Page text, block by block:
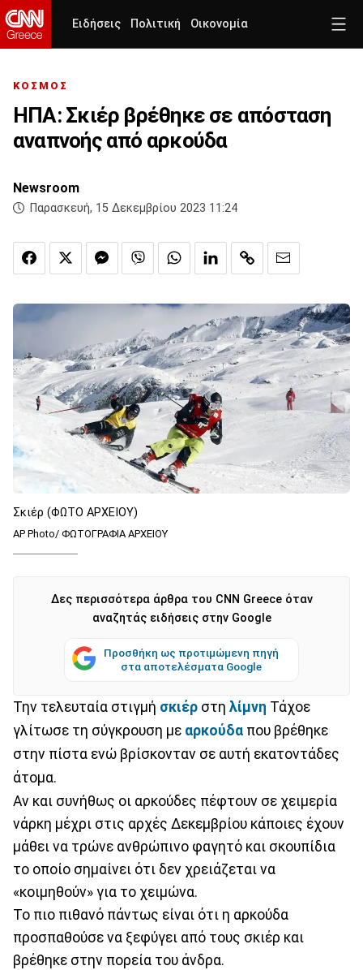
Ειδήσεις Πολιτική Οικονομία
ΚΟΣΜΟΣ
ΗΠΑ: Σκιέρ βρέθηκε σε απόσταση
αναπνοής από αρκούδα
Newsroom
Παρασκευή, 15 Δεκεμβρίου 2023 11:24
Σκιέρ (ΦΩΤΟ ΑΡΧΕΙΟΥ)
AP Photo/ ΦΩΤΟΓΡΑΦΙΑ ΑΡΧΕΙΟΥ
Δες περισσότερα άρθρα του CNN Greece όταν
αναζητάς ειδήσεις στην Google
Προσθήκη ως προτιμώμενη πηγή
στα αποτελέσματα Google
Την τελευταία στιγμή σκιέρ στη λίμνη Τάχοε
γλίτωσε τη σύγκρουση με αρκούδα που βρέθηκε
στην πίστα ενώ βρίσκονταν σε αυτή εκατοντάδες
άτομα.
Αν και συνήθως οι αρκούδες πέφτουν σε χειμερία
νάρκη μέχρι στις αρχές Δεκεμβρίου κάποιες έχουν
μάθει να τρώνε ανθρώπινο φαγητό και σκουπίδια
το οποίο σημαίνει ότι δεν χρειάζεται να
«κοιμηθούν» για το χειμώνα.
Το πιο πιθανό πάντως είναι ότι η αρκούδα
προσπαθούσε να ξεφύγει από τους σκιέρ και
βρέθηκε στην πορεία του άνδρα.